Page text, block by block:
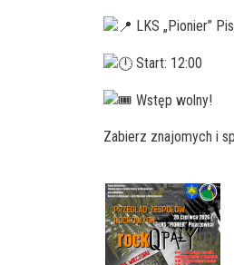
LKS „Pionier”
Start: 12:00
Wstęp wolny!
Zabierz znajomych i